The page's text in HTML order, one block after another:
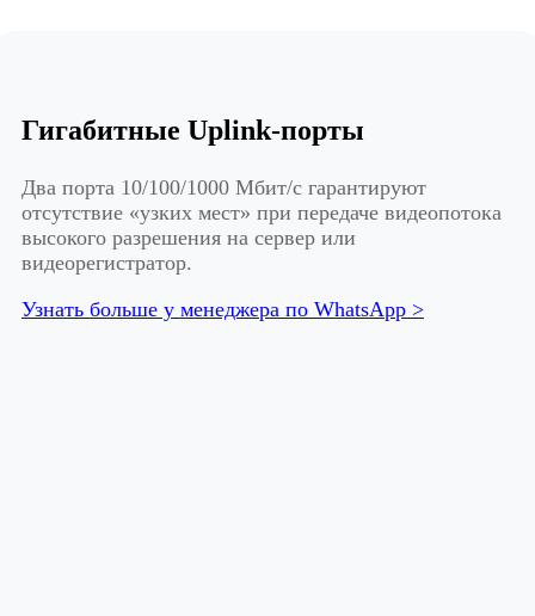
Гигабитные Uplink-порты
Два порта 10/100/1000 Мбит/с гарантируют
отсутствие «узких мест» при передаче видеопотока
высокого разрешения на сервер или
видеорегистратор.
Узнать больше у менеджера по WhatsApp >